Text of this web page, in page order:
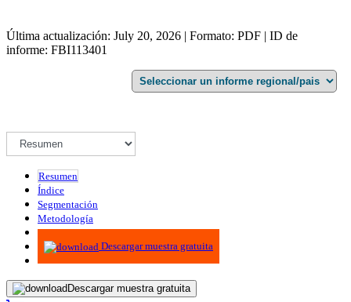
Última actualización: July 20, 2026 | Formato: PDF | ID de
informe: FBI113401
Resumen
Índice
Segmentación
Metodología
Infografías
Descargar muestra gratuita
Descargar muestra gratuita